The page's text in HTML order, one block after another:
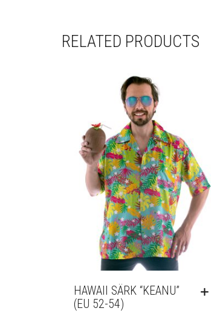
RELATED PRODUCTS
HAWAII SÄRK “KEANU”
(EU 52-54)